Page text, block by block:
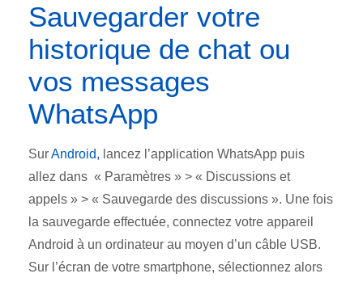
Sauvegarder votre
historique de chat ou
vos messages
WhatsApp
SurAndroid, lancez l’application WhatsApp puis
allez dans « Paramètres » > « Discussions et
appels » > « Sauvegarde des discussions ». Une fois
la sauvegarde effectuée, connectez votre appareil
Android à un ordinateur au moyen d’un câble USB.
Sur l’écran de votre smartphone, sélectionnez alors